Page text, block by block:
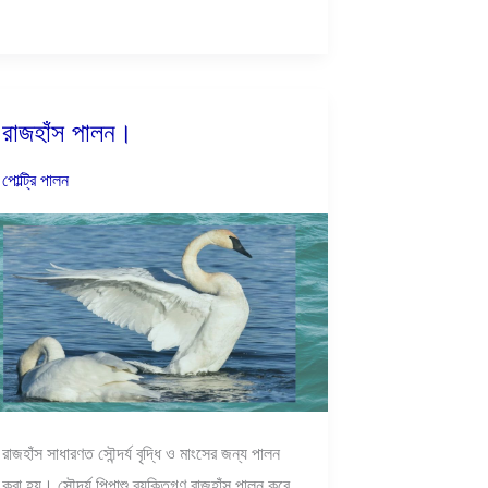
রাজহাঁস পালন।
পোল্ট্রি পালন
রাজহাঁস সাধারণত সৌন্দর্য বৃদ্ধি ও মাংসের জন্য পালন
রাজহাঁস